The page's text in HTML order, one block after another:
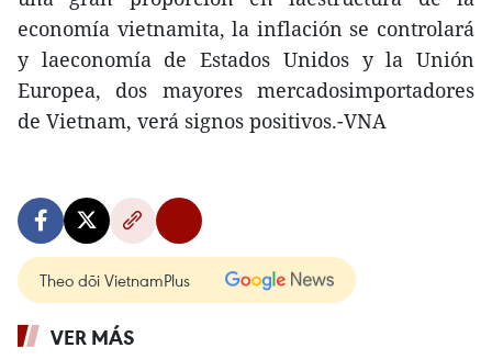
economía vietnamita, la inflación se controlará
y laeconomía de Estados Unidos y la Unión
Europea, dos mayores mercadosimportadores
de Vietnam, verá signos positivos.-VNA
Theo dõi VietnamPlus
VER MÁS